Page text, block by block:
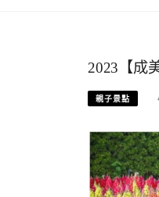
2023【成
親子景點